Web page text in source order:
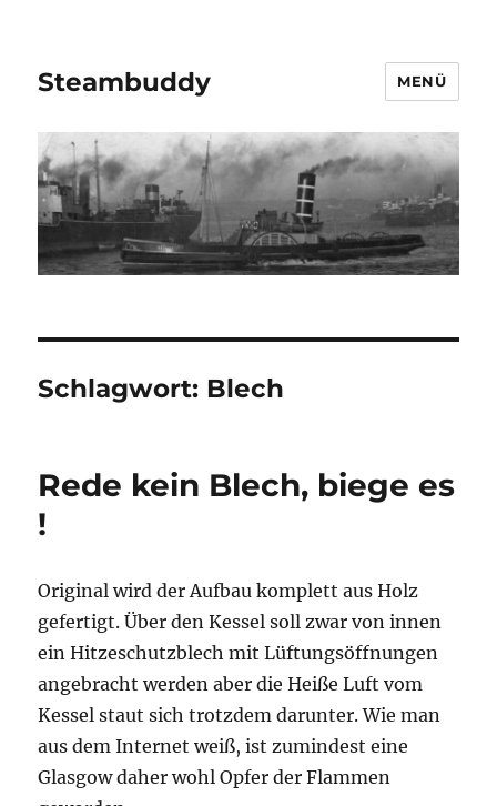
Steambuddy MENÜ
Schlagwort: Blech
Rede kein Blech, biege es
!
Original wird der Aufbau komplett aus Holz
gefertigt. Über den Kessel soll zwar von innen
ein Hitzeschutzblech mit Lüftungsöffnungen
angebracht werden aber die Heiße Luft vom
Kessel staut sich trotzdem darunter. Wie man
aus dem Internet weiß, ist zumindest eine
Glasgow daher wohl Opfer der Flammen